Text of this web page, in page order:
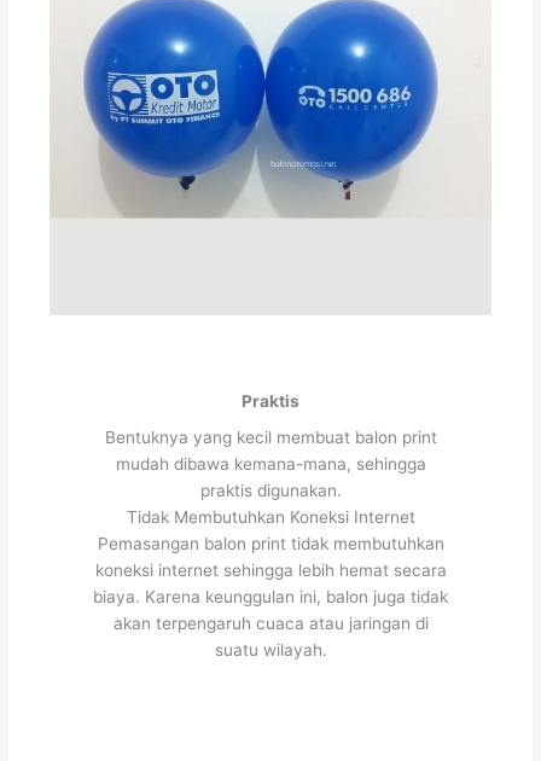
Praktis
Bentuknya yang kecil membuat balon print
mudah dibawa kemana-mana, sehingga
praktis digunakan.
Tidak Membutuhkan Koneksi Internet
Pemasangan balon print tidak membutuhkan
koneksi internet sehingga lebih hemat secara
biaya. Karena keunggulan ini, balon juga tidak
akan terpengaruh cuaca atau jaringan di
suatu wilayah.